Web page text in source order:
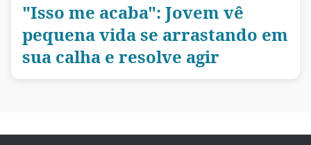
"Isso me acaba": Jovem vê
pequena vida se arrastando em
sua calha e resolve agir